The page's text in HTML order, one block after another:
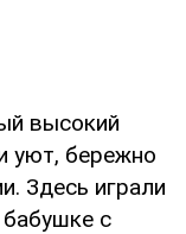
высокий
уют, бережно
Здесь играли
бабушке с